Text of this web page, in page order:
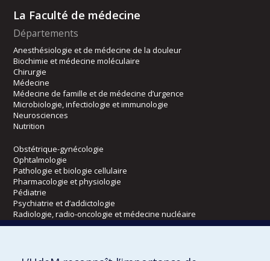
La Faculté de médecine
Départements
Anesthésiologie et de médecine de la douleur
Biochimie et médecine moléculaire
Chirurgie
Médecine
Médecine de famille et de médecine d’urgence
Microbiologie, infectiologie et immunologie
Neurosciences
Nutrition
Obstétrique-gynécologie
Ophtalmologie
Pathologie et biologie cellulaire
Pharmacologie et physiologie
Pédiatrie
Psychiatrie et d’addictologie
Radiologie, radio-oncologie et médecine nucléaire